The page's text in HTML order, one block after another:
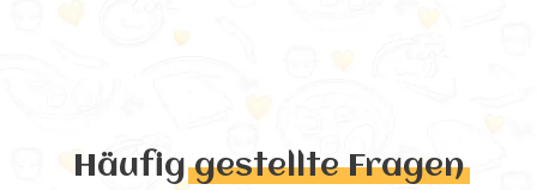
Häufiggestellte Fragen